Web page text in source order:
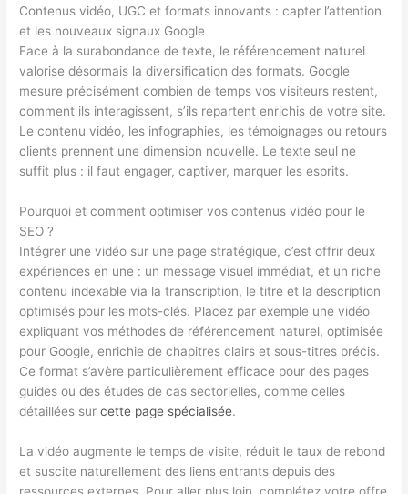
Contenus vidéo, UGC et formats innovants : capter l’attention
et les nouveaux signaux Google
Face à la surabondance de texte, le référencement naturel
valorise désormais la diversification des formats. Google
mesure précisément combien de temps vos visiteurs restent,
comment ils interagissent, s’ils repartent enrichis de votre site.
Le contenu vidéo, les infographies, les témoignages ou retours
clients prennent une dimension nouvelle. Le texte seul ne
suffit plus : il faut engager, captiver, marquer les esprits.
Pourquoi et comment optimiser vos contenus vidéo pour le
SEO ?
Intégrer une vidéo sur une page stratégique, c’est offrir deux
expériences en une : un message visuel immédiat, et un riche
contenu indexable via la transcription, le titre et la description
optimisés pour les mots-clés. Placez par exemple une vidéo
expliquant vos méthodes de référencement naturel, optimisée
pour Google, enrichie de chapitres clairs et sous-titres précis.
Ce format s’avère particulièrement efficace pour des pages
guides ou des études de cas sectorielles, comme celles
détaillées surcette page spécialisée.
La vidéo augmente le temps de visite, réduit le taux de rebond
et suscite naturellement des liens entrants depuis des